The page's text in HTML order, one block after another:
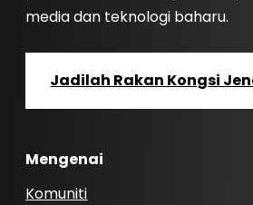
media dan teknologi baharu.
Jadilah Rakan Kongsi
Mengenai
Komuniti